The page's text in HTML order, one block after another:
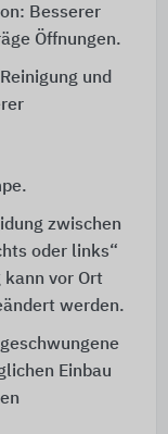
Besserer
Öffnungen.
und
zwischen
oder links“
vor Ort
werden.
Einbau